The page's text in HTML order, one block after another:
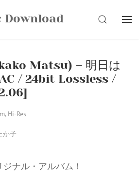
Download SEARCH
Matsu) – 明日は
/ 24bit Lossless /
, Hi-Res
か子
ナル・アルバム！